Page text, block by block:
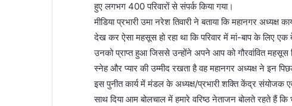
हुए लगभग 400 परिवारों से संपर्क किया गया।
मीडिया प्रभारी उमा नरेश तिवारी ने बताया कि महानगर
देख कर ऐसा महसूस हो रहा था कि परिवार में मां-बाप के लिए
उनको प्राप्त हुआ जिससे उन्होंने अपने आप को गौरवांवित महसूस
स्नेह और प्यार की उम्मीद रखता है वह महानगर अध्यक्ष ने इन
इस पुनीत कार्य में मंडल के अध्यक्ष/प्रभारी शक्ति केंद्र संयोजक
साथ दिया आम बोलचाल में हमारे वरिष्ठ नेताजन बोलते रहते हैं कि